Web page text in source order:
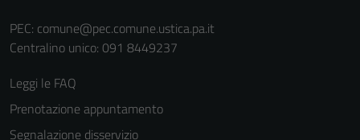
PEC: comune@pec.comune.ustica.pa.it
Centralino unico: 091 8449237
Leggi le FAQ
Prenotazione appuntamento
Segnalazione disservizio